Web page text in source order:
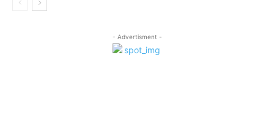
- Advertisment -